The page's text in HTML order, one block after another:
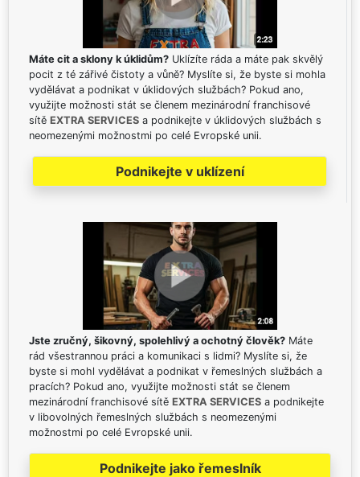
Máte cit a sklony k úklidům? Uklízíte ráda a máte pak skvělý
pocit z té zářivé čistoty a vůně? Myslíte si, že byste si mohla
vydělávat a podnikat v úklidových službách? Pokud ano,
využijte možnosti stát se členem mezinárodní franchisové
sítě EXTRA SERVICES a podnikejte v úklidových službách s
neomezenými možnostmi po celé Evropské unii.
Podnikejte v uklízení
Jste zručný, šikovný, spolehlivý a ochotný člověk? Máte
rád všestrannou práci a komunikaci s lidmi? Myslíte si, že
byste si mohl vydělávat a podnikat v řemeslných službách a
pracích? Pokud ano, využijte možnosti stát se členem
mezinárodní franchisové sítě EXTRA SERVICES a podnikejte
v libovolných řemeslných službách s neomezenými
možnostmi po celé Evropské unii.
Podnikejte jako řemeslník